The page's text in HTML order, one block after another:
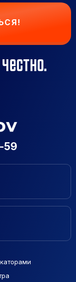
59